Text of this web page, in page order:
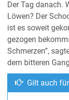
Der Tag danach.
Löwen? Der
ist es soweit
gezogen
Schmerzen”,
dem bitteren
Gilt auch